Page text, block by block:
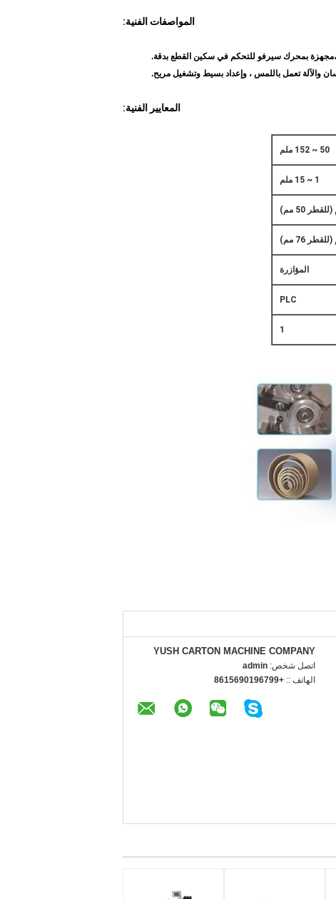
المواصفات الفنية:
مجهزة بمحرك سيرفو للتحكم في سكين القطع بدقة.
المعايير الفنية:
50 ~ 152 ملم
1 ~ 15 ملم
المؤازرة
PLC
1
YUSH CARTON MACHINE COMPANY
اتصل شخص: admin
الهاتف :: +8615690196799